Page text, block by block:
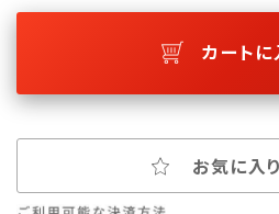
カートに
お気に入